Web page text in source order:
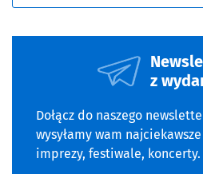
z
Dołącz do naszego
wysyłamy wam
imprezy, festiwale, koncerty.